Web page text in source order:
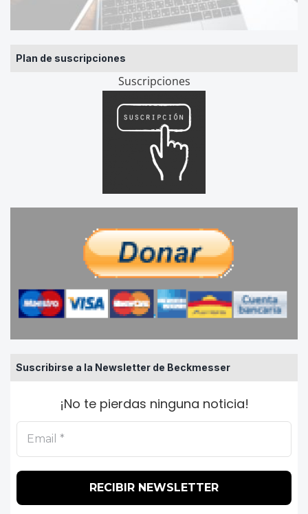
Plan de suscripciones
Suscripciones
Suscribirse a la Newsletter de Beckmesser
¡No te pierdas ninguna noticia!